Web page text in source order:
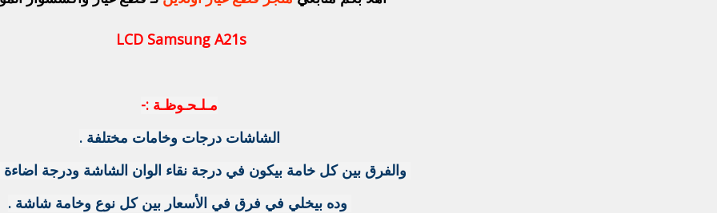
LCD Samsung A21s
مـلـحـوظـة :-
الشاشات درجات وخامات مختلفة .
والفرق بين كل خامة بيكون في درجة نقاء الوان الشاشة ودرجة
وده بيخلي في فرق في الأسعار بين كل نوع وخامة شاشة .